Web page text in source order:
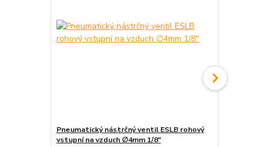
Pneumatický nástrčný ventil ESLB rohový
vstupní na vzduch ∅4mm 1/8"